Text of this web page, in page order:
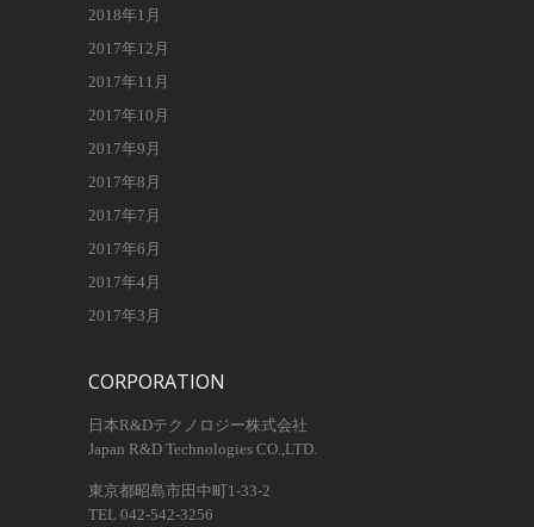
2018年1月
2017年12月
2017年11月
2017年10月
2017年9月
2017年8月
2017年7月
2017年6月
2017年4月
2017年3月
CORPORATION
日本R&Dテクノロジー株式会社
Japan R&D Technologies CO.,LTD.
東京都昭島市田中町1-33-2
TEL 042-542-3256